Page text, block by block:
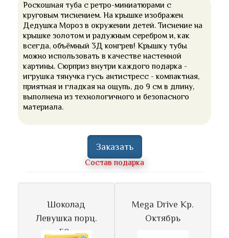
Роскошная туба с ретро-миниатюрами с
круговым тиснением. На крышке изображен
Дедушка Мороз в окружении детей. Тиснение на
крышке золотом и радужным серебром и, как
всегда, объёмный 3Д конгрев! Крышку тубы
можно использовать в качестве настенной
картины. Сюрприз внутри каждого подарка -
игрушка тянучка гусь антистресс - компактная,
приятная и гладкая на ощупь, до 9 см в длину,
выполнена из технологичного и безопасного
материала.
Заказать
Состав подарка
Шоколад
Левушка порц.
50г
Mega Drive Кр.
Октябрь